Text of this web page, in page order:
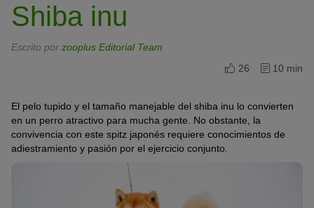
Shiba inu
Escrito por zooplus Editorial Team
26
10 min
El pelo tupido y el tamaño manejable del shiba inu lo convierten
en un perro atractivo para mucha gente. No obstante, la
convivencia con este spitz japonés requiere conocimientos de
adiestramiento y pasión por el ejercicio conjunto.